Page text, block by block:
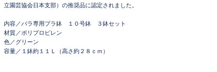
立園芸協会日本支部）の推奨品に認定されました。
内容／バラ専用プラ鉢 １０号鉢 ３鉢セット
材質／ポリプロピレン
色／グリーン
容量／１鉢約１１Ｌ（高さ約２８ｃｍ）